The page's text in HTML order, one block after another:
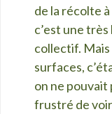
de la récolte à
c’est une trè
collectif. Mais
surfaces,
on ne pouvait
frustré de